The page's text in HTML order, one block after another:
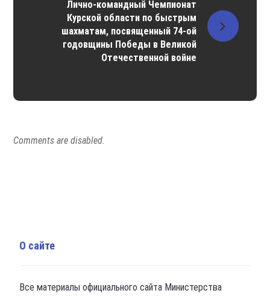
Лично-командный Чемпионат
Курской области по быстрым
шахматам, посвященный 74-ой
годовщины Победы в Великой
Отечественной войне
Comments are disabled.
О сайте
Все материалы официального сайта Министерства